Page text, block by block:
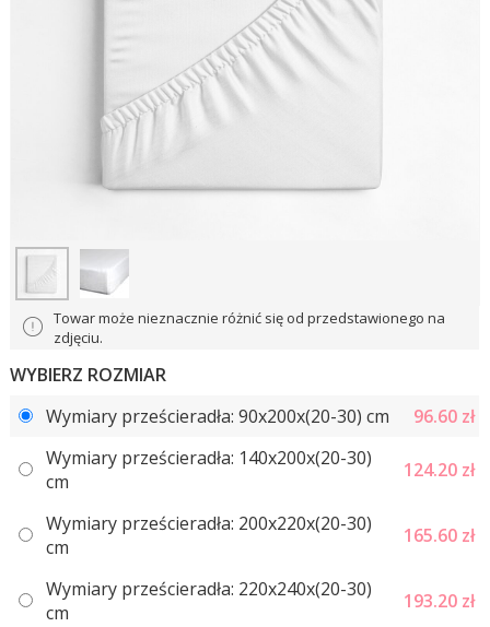
Towar może nieznacznie różnić się od przedstawionego na
zdjęciu.
WYBIERZ ROZMIAR
Wymiary prześcieradła: 90x200x(20-30) сm
96.60 zł
Wymiary prześcieradła: 140x200x(20-30)
сm
124.20 zł
Wymiary prześcieradła: 200x220x(20-30)
сm
165.60 zł
Wymiary prześcieradła: 220x240x(20-30)
сm
193.20 zł